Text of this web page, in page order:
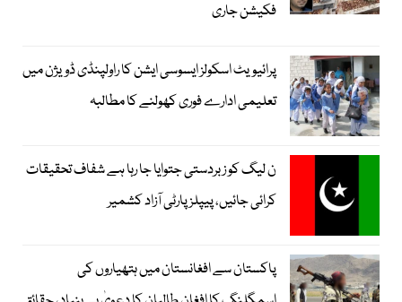
فکیشن جاری
پرائیویٹ اسکولز ایسوسی ایشن کا راولپنڈی ڈویژن میں
تعلیمی ادارے فوری کھولنے کا مطالبہ
ن لیگ کو زبردستی جتوایا جا رہا ہے شفاف تحقیقات
کرائی جائیں، پیپلز پارٹی آزاد کشمیر
پاکستان سے افغانستان میں ہتھیاروں کی